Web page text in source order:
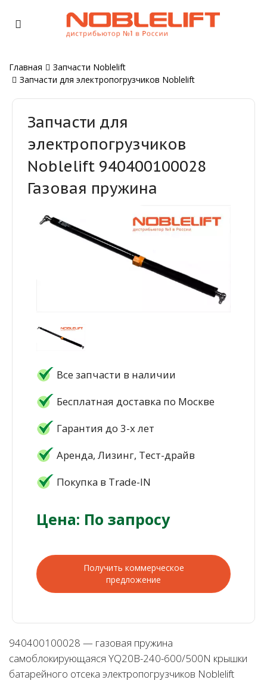
Главная
Запчасти Noblelift
Запчасти для электропогрузчиков Noblelift
Запчасти для
электропогрузчиков
Noblelift 940400100028
Газовая пружина
Все запчасти в наличии
Бесплатная доставка по Москве
Гарантия до 3-х лет
Аренда, Лизинг, Тест-драйв
Покупка в Trade-IN
Цена: По запросу
Получить коммерческое
предложение
940400100028 — газовая пружина
самоблокирующаяся YQ20B-240-600/500N крышки
батарейного отсека электропогрузчиков Noblelift